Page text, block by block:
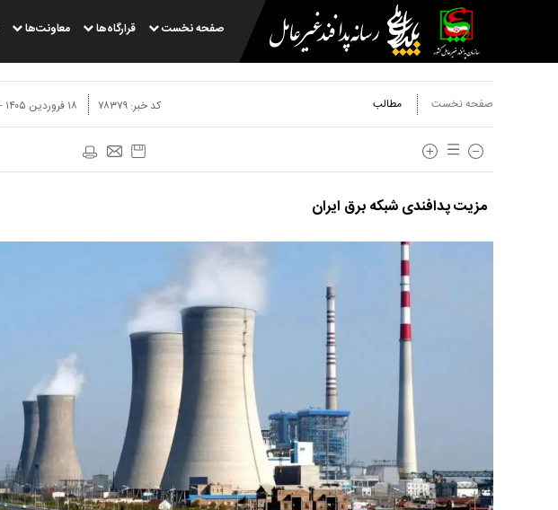
صفحه نخست قرارگاه‌ها معاونت‌ها
صفحه نخست مطالب ۱۸ فروردين ۱۴۰۵ - ۰۷:۵۹ کد خبر: ۷۸۳۷۹
مزیت پدافندی شبکه برق ایران